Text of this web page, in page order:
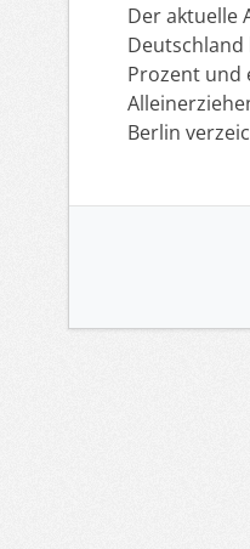
Der aktuelle
Deutschland
Prozent und
Berlin